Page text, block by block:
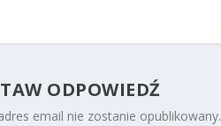
ODPOWIEDŹ
email nie zostanie opublikowany.